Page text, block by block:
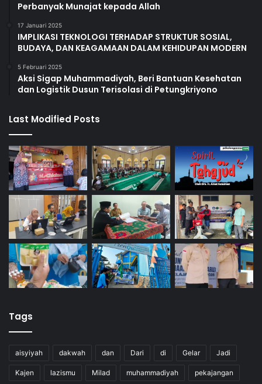
Perbanyak Munajat kepada Allah
17 Januari 2025
IMPLIKASI TEKNOLOGI TERHADAP STRUKTUR SOSIAL,
BUDAYA, DAN KEAGAMAAN DALAM KEHIDUPAN MODERN
5 Februari 2025
Aksi Sigap Muhammadiyah, Beri Bantuan Kesehatan
dan Logistik Dusun Terisolasi di Petungkriyono
Last Modified Posts
Tags
aisyiyah dakwah dan Dari di Gelar Jadi
Kajen lazismu Milad muhammadiyah pekajangan